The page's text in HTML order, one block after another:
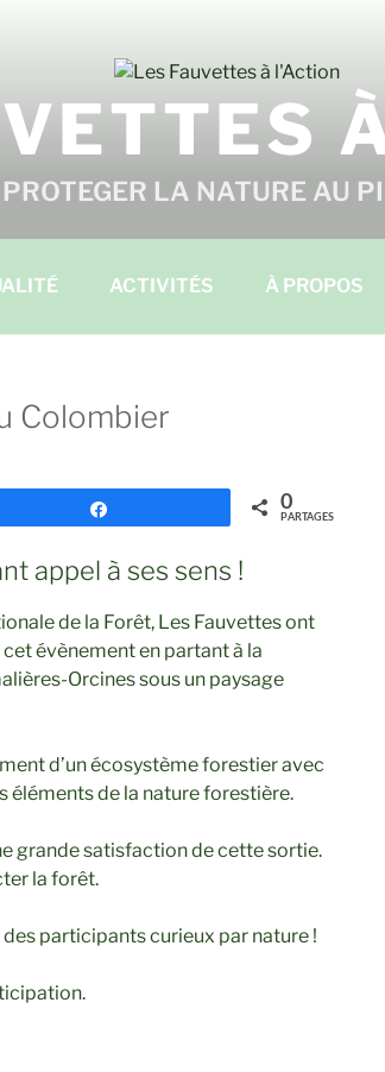
LA NATURE AU
ACTIVITÉS À PROPOS
Colombier
0
PARTAGES
appel à ses sens !
de la Forêt, Les Fauvettes ont
évènement en partant à la
Orcines sous un paysage
d’un écosystème forestier avec
éléments de la nature forestière.
grande satisfaction de cette sortie.
la forêt.
participants curieux par nature !